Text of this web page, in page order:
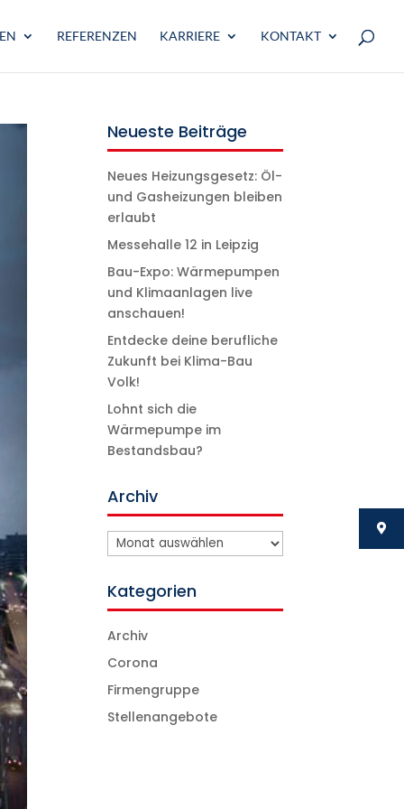
REFERENZEN KARRIERE KONTAKT
Neueste Beiträge
Neues Heizungsgesetz: Öl-
und Gasheizungen bleiben
erlaubt
Messehalle 12 in Leipzig
Bau-Expo: Wärmepumpen
und Klimaanlagen live
anschauen!
Entdecke deine berufliche
Zukunft bei Klima-Bau
Volk!
Lohnt sich die
Wärmepumpe im
Bestandsbau?
Archiv
Archiv
Kategorien
Archiv
Corona
Firmengruppe
Stellenangebote